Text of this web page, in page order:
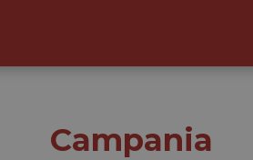
Campania